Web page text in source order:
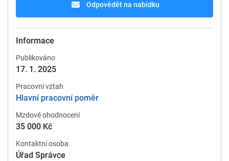
Odpovědět na nabídku
Informace
Publikováno
17. 1. 2025
Pracovní vztah
Hlavní pracovní poměr
Mzdové ohodnocení
35 000 Kč
Kontaktní osoba
Úřad Správce